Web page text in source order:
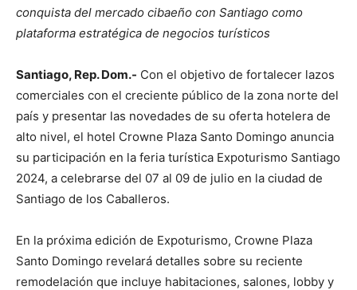
conquista del mercado cibaeño con Santiago como
plataforma estratégica de negocios turísticos
Santiago, Rep. Dom.- Con el objetivo de fortalecer lazos
comerciales con el creciente público de la zona norte del
país y presentar las novedades de su oferta hotelera de
alto nivel, el hotel Crowne Plaza Santo Domingo anuncia
su participación en la feria turística Expoturismo Santiago
2024, a celebrarse del 07 al 09 de julio en la ciudad de
Santiago de los Caballeros.
En la próxima edición de Expoturismo, Crowne Plaza
Santo Domingo revelará detalles sobre su reciente
remodelación que incluye habitaciones, salones, lobby y